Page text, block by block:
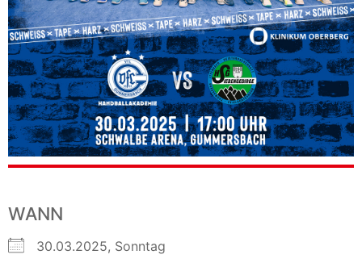
WANN
30.03.2025, Sonntag